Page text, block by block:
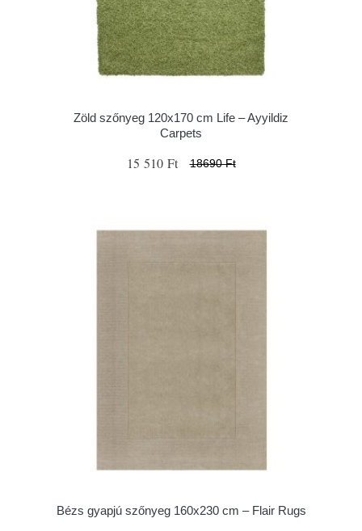
Zöld szőnyeg 120x170 cm Life – Ayyildiz
Carpets
15 510 Ft 18690 Ft
Bézs gyapjú szőnyeg 160x230 cm – Flair Rugs